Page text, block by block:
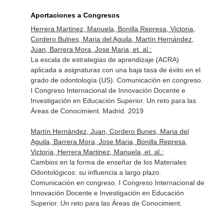
Aportaciones a Congresos
Herrera Martinez, Manuela, Bonilla Represa, Victoria,
Cordero Bulnes, Maria del Aguila, Martín Hernández,
Juan, Barrera Mora, Jose Maria, et. al.:
La escala de estrategias de aprendizaje (ACRA)
aplicada a asignaturas con una baja tasa de éxito en el
grado de odontología (US). Comunicación en congreso.
I Congreso Internacional de Innovación Docente e
Investigación en Educación Superior. Un reto para las
Áreas de Conocimient. Madrid. 2019
Martín Hernández, Juan, Cordero Bunes, Maria del
Aguila, Barrera Mora, Jose Maria, Bonilla Represa,
Victoria, Herrera Martinez, Manuela, et. al.:
Cambios en la forma de enseñar de los Materiales
Odontológicos: su influencia a largo plazo.
Comunicación en congreso. I Congreso Internacional de
Innovación Docente e Investigación en Educación
Superior. Un reto para las Áreas de Conocimient.